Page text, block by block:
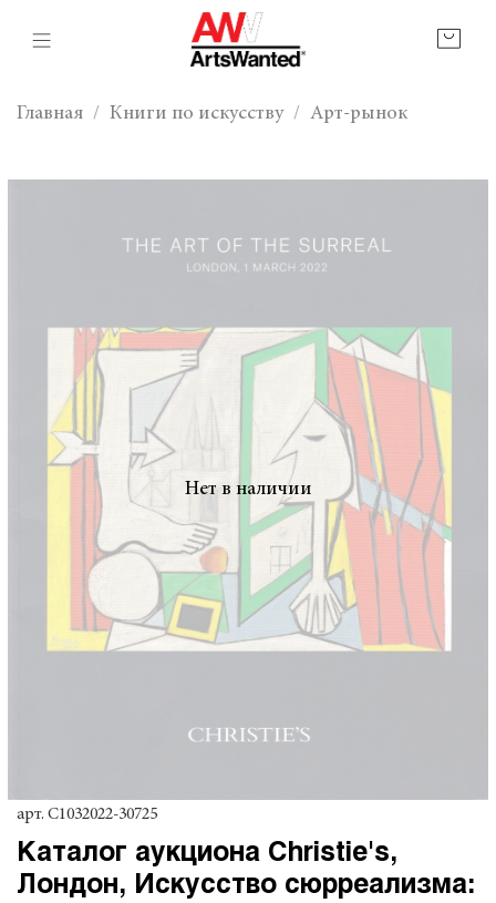
Главная Книги по искусству Арт-рынок
Нет в наличии
арт. C1032022-30725
Каталог аукциона Christie's,
Лондон, Искусство сюрреализма: